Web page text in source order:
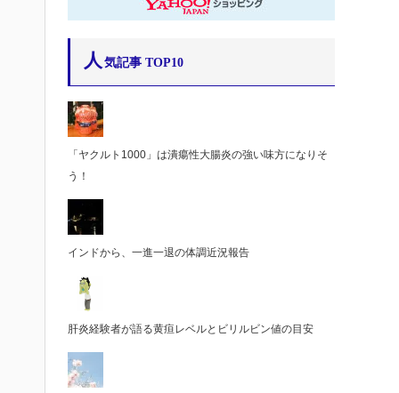
人 気記事 TOP10
「ヤクルト1000」は潰瘍性大腸炎の強い味方になりそ
う！
インドから、一進一退の体調近況報告
肝炎経験者が語る黄疸レベルとビリルビン値の目安